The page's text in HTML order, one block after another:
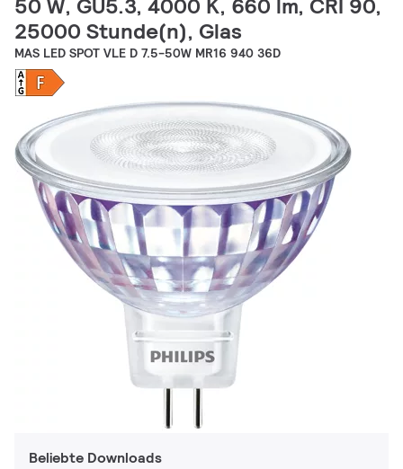
50 W, GU5.3, 4000 K, 660 lm, CRI 90,
25000 Stunde(n), Glas
MAS LED SPOT VLE D 7.5-50W MR16 940 36D
Beliebte Downloads